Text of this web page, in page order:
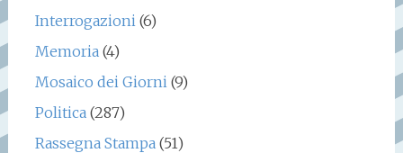
Interrogazioni(6)
Memoria(4)
Mosaico dei Giorni(9)
Politica(287)
Rassegna Stampa(51)